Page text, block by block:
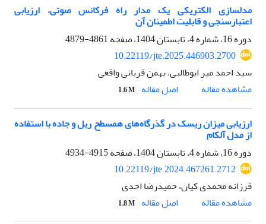
مدلسازی الکتریکی یک مدار راه فرکانس صوتی، ارزیابی
اعتبارسنجی و قابلیت اطمینان آن
دوره 16، شماره 4، تابستان 1404، صفحه
4861-4879
10.22119/jte.2025.446903.2700
سید احمد میر ابوطالبی، بهمن قربانی واقعی
مشاهده مقاله
اصل مقاله 1.6 M
ارزیابی میزان ریسک در گذرگاه‌های همسطح ریل و جاده با استفاده
از مدل آلکام
دوره 16، شماره 4، تابستان 1404، صفحه
4915-4934
10.22119/jte.2024.467261.2712
فرزانه محمدی کیان، حمیدرضا احدی
مشاهده مقاله
اصل مقاله 1.8 M